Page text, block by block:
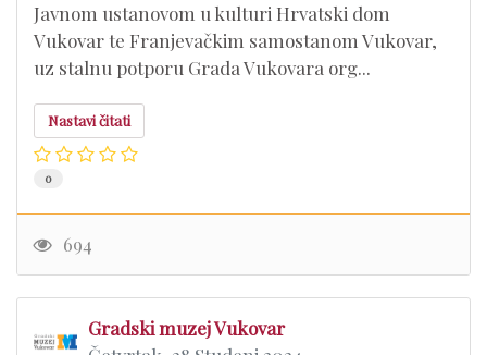
Javnom ustanovom u kulturi Hrvatski dom
Vukovar te Franjevačkim samostanom Vukovar,
uz stalnu potporu Grada Vukovara org...
Nastavi čitati
0
694
Gradski muzej Vukovar